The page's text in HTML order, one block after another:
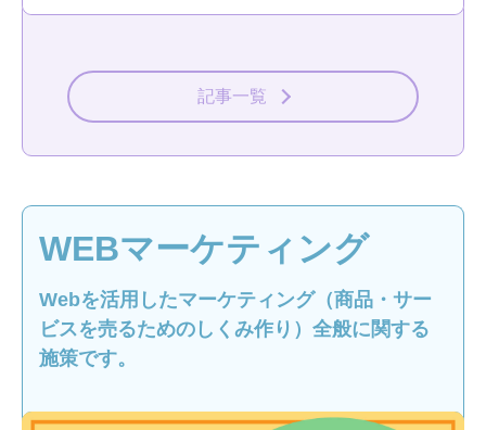
記事一覧
WEBマーケティング
Webを活用したマーケティング（商品・サー
ビスを売るためのしくみ作り）全般に関する
施策です。